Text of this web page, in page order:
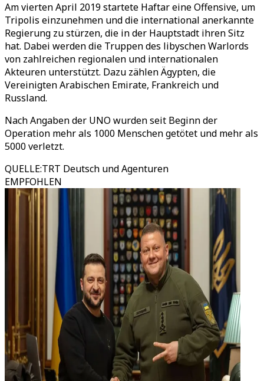
Am vierten April 2019 startete Haftar eine Offensive, um
Tripolis einzunehmen und die international anerkannte
Regierung zu stürzen, die in der Hauptstadt ihren Sitz
hat. Dabei werden die Truppen des libyschen Warlords
von zahlreichen regionalen und internationalen
Akteuren unterstützt. Dazu zählen Ägypten, die
Vereinigten Arabischen Emirate, Frankreich und
Russland.
Nach Angaben der UNO wurden seit Beginn der
Operation mehr als 1000 Menschen getötet und mehr als
5000 verletzt.
QUELLE:TRT Deutsch und Agenturen
EMPFOHLEN